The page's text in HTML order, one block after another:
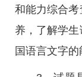
和能力综合
养，了解学
国语言文字的